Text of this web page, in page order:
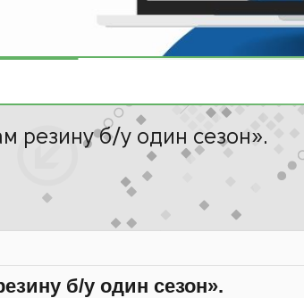
резину б/у один сезон».
б/у один сезон».